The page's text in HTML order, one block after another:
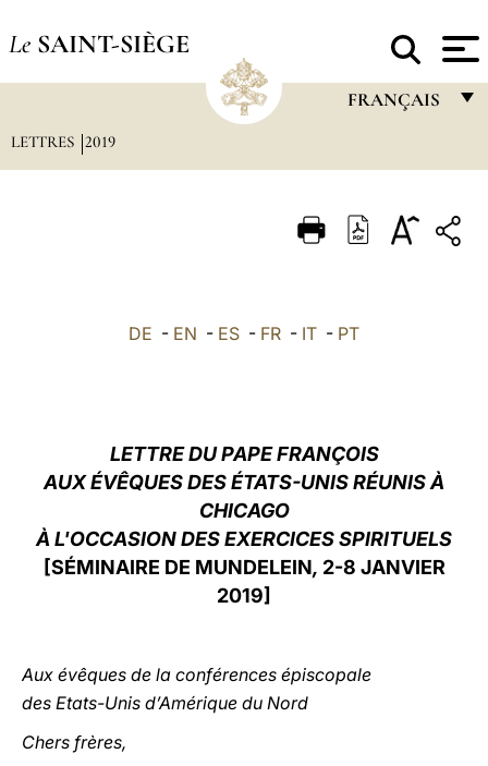
Le SAINT-SIÈGE
FRANÇAIS
ITALIANO
中文
LETTRES 2019
DE - EN - ES - FR - IT - PT
LETTRE DU PAPE FRANÇOIS
AUX ÉVÊQUES DES ÉTATS-UNIS RÉUNIS À
CHICAGO
À L'OCCASION DES EXERCICES SPIRITUELS
[SÉMINAIRE DE MUNDELEIN, 2-8 JANVIER
2019]
Aux évêques de la conférences épiscopale
des Etats-Unis d’Amérique du Nord
Chers frères,